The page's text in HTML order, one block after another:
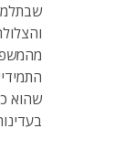
שהוא